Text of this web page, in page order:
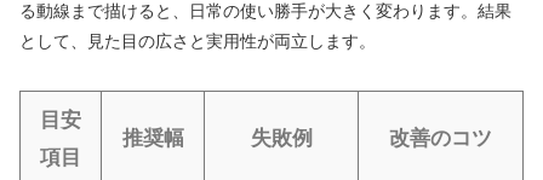
る動線まで描けると、日常の使い勝手が大きく変わります。結果
として、見た目の広さと実用性が両立します。
目安
項目
推奨幅 失敗例 改善のコツ